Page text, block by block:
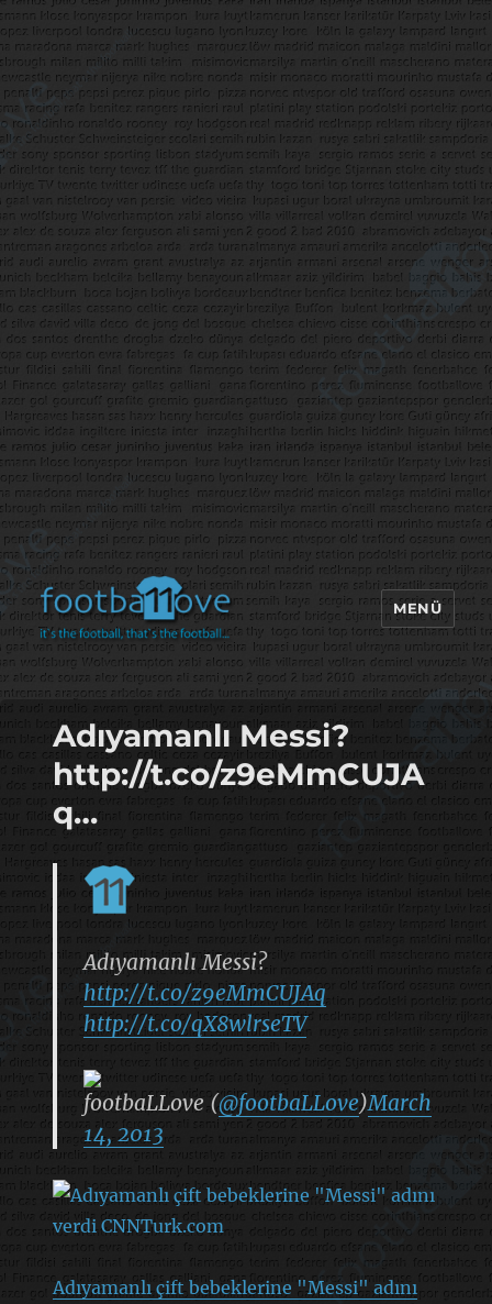
footbaLLove
MENÜ
Adıyamanlı Messi?
http://t.co/z9eMmCUJA
q…
Adıyamanlı Messi?
http://t.co/z9eMmCUJAq
http://t.co/qX8wlrseTV
footbaLLove (@footbaLLove)March
14, 2013
Adıyamanlı çift bebeklerine "Messi" adını